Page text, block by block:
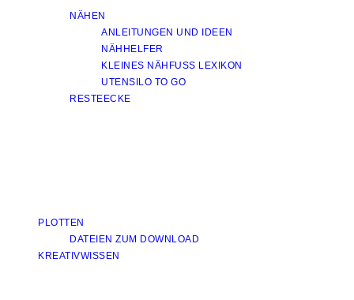
NÄHEN
ANLEITUNGEN UND IDEEN
NÄHHELFER
KLEINES NÄHFUSS LEXIKON
UTENSILO TO GO
RESTEECKE
PLOTTEN
DATEIEN ZUM DOWNLOAD
KREATIVWISSEN